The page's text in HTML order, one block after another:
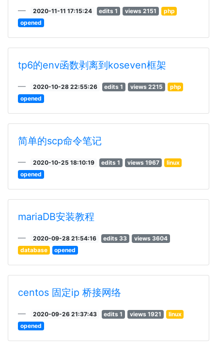
2020-11-11 17:15:24 edits 1 views 2151
php
opened
tp6的env函数剥离到koseven框架
2020-10-28 22:55:26 edits 1 views 2215
php
opened
简单的scp命令笔记
2020-10-25 18:10:19 edits 1 views 1967
linux
opened
mariaDB安装教程
2020-09-28 21:54:16 edits 33
views 3604
database
opened
centos 固定ip 桥接网络
2020-09-26 21:37:43 edits 1 views 1921
linux
opened